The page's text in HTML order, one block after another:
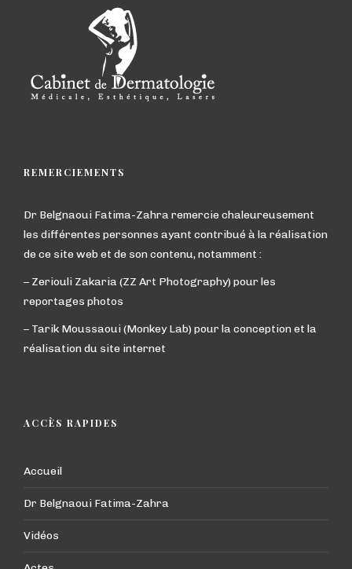
REMERCIEMENTS
Dr Belgnaoui Fatima-Zahra remercie chaleureusement
les différentes personnes ayant contribué à la réalisation
de ce site web et de son contenu, notamment :
– Zeriouli Zakaria (ZZ Art Photography) pour les
reportages photos
– Tarik Moussaoui (Monkey Lab) pour la conception et la
réalisation du site internet
ACCÈS RAPIDES
Accueil
Dr Belgnaoui Fatima-Zahra
Vidéos